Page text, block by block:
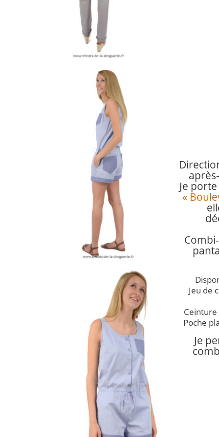
Je
«
Jeu de
Ceinture
Poche
Je